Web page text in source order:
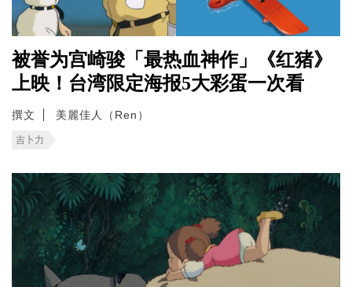
被誉为宫崎骏「最热血神作」《红猪》
上映！台湾限定海报5大彩蛋一次看
撰文 美麗佳人（Ren）
吉卜力